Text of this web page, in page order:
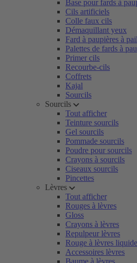
Base pour fards à
Cils artificiels
Colle faux cils
Démaquillant yeux
Fard à paupières à
Palettes de fards à
Primer cils
Recourbe-cils
Coffrets
Kajal
Sourcils
Sourcils
Tout afficher
Teinture sourcils
Gel sourcils
Pommade sourcils
Poudre pour sourcils
Crayons à sourcils
Ciseaux sourcils
Pincettes
Lèvres
Tout afficher
Rouges à lèvres
Gloss
Crayons à lèvres
Repulpeur lèvres
Rouge à lèvres liquide
Accessoires lèvres
Baume à lèvres